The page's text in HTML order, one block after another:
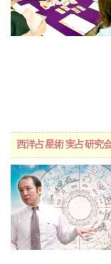
西洋占星術 実占研究